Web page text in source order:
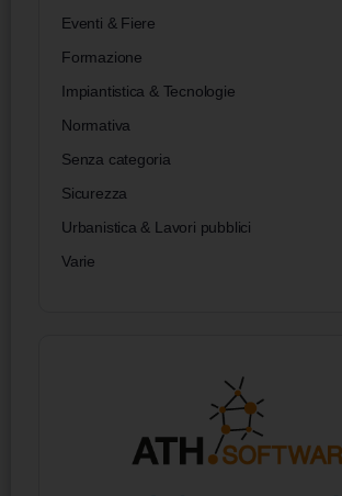
Eventi & Fiere
Formazione
Impiantistica & Tecnologie
Normativa
Senza categoria
Sicurezza
Urbanistica & Lavori pubblici
Varie